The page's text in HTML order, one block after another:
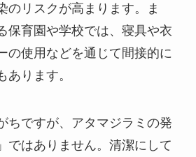
のリスクが高まります。​ま
保育園や学校では、寝具や衣
の使用などを通じて間接的に
あります。​
ちですが、アタマジラミの発
ではありません。​清潔にして